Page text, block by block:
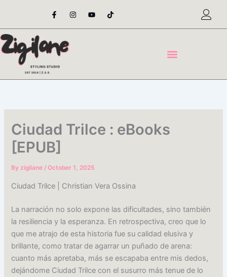
content
F
a
e
o
o
-
I
n
t
Y
o
t
T
i
t
Ciudad Trilce : eBooks
[EPUB]
Byzigilane/October 1, 2025
Ciudad Trilce | Christian Vera Ossina
La narración no solo expone las dificultades, sino también
la resiliencia y la esperanza. En retrospectiva, creo que lo
que me atrajo de esta historia fue su calidad elusiva y
brillante, como tratar de agarrar un puñado de arena:
cuanto más apretaba, más se escapaba entre mis dedos,
dejándome Ciudad Trilce con el susurro más tenue de lo